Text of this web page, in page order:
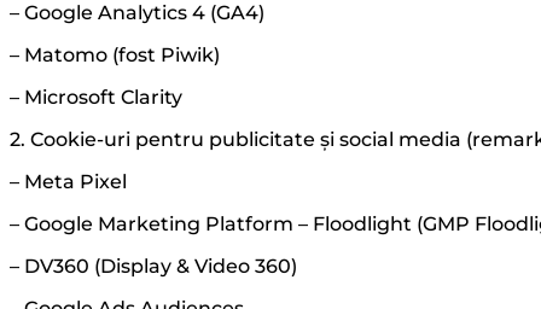
– Google Analytics 4 (GA4)
– Matomo (fost Piwik)
– Microsoft Clarity
2. Cookie-uri pentru publicitate și social media
– Meta Pixel
– Google Marketing Platform – Floodlight (GMP
– DV360 (Display & Video 360)